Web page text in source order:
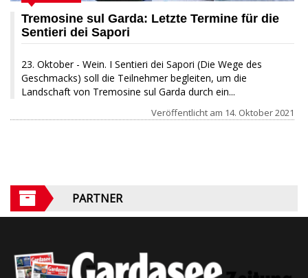
Tremosine sul Garda: Letzte Termine für die
Sentieri dei Sapori
23. Oktober - Wein. I Sentieri dei Sapori (Die Wege des
Geschmacks) soll die Teilnehmer begleiten, um die
Landschaft von Tremosine sul Garda durch ein...
Veröffentlicht am 14. Oktober 2021
PARTNER